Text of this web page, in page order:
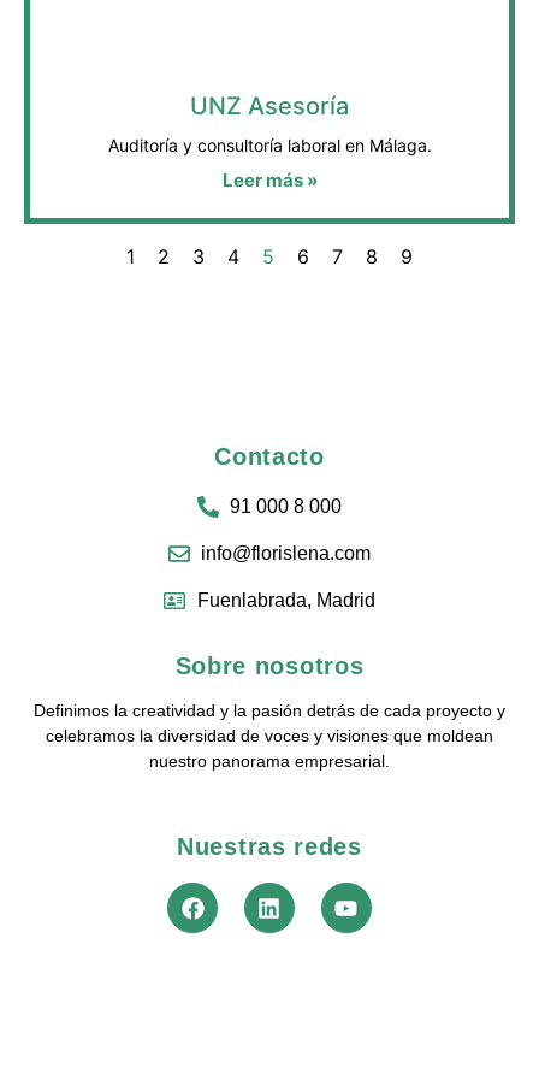
UNZ Asesoría
Auditoría y consultoría laboral en Málaga.
Leer más »
1 2 3 4 5 6 7 8 9
Contacto
91 000 8 000
info@florislena.com
Fuenlabrada, Madrid
Sobre nosotros
Definimos la creatividad y la pasión detrás de cada proyecto y
celebramos la diversidad de voces y visiones que moldean
nuestro panorama empresarial.
Nuestras redes